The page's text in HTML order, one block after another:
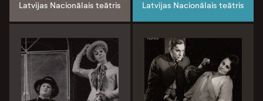
Latvijas Nacionālais teātris Latvijas Nacionālais teātris